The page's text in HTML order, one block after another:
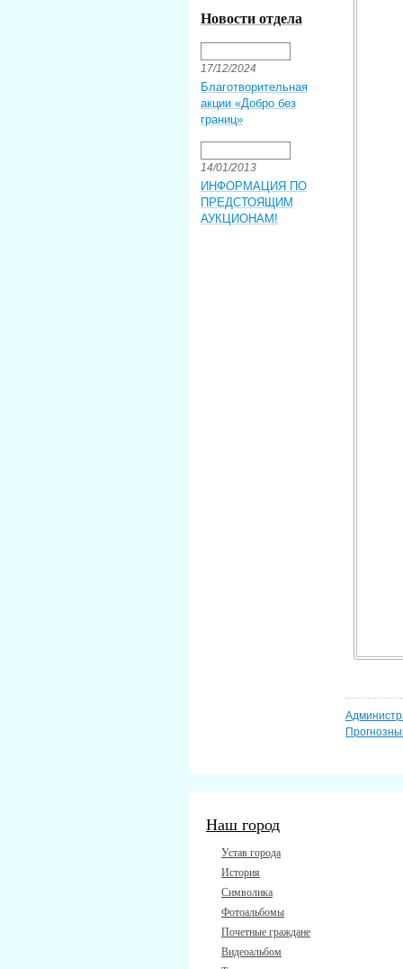
Новости отдела
17/12/2024
Благотворительная
акции «Добро без
границ»
14/01/2013
ИНФОРМАЦИЯ ПО
ПРЕДСТОЯЩИМ
АУКЦИОНАМ!
Наш город
Устав города
История
Символика
Фотоальбомы
Почетные граждане
Видеоальбом